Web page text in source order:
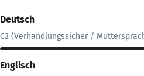
Deutsch
C2 (Verhandlungssicher /
Englisch